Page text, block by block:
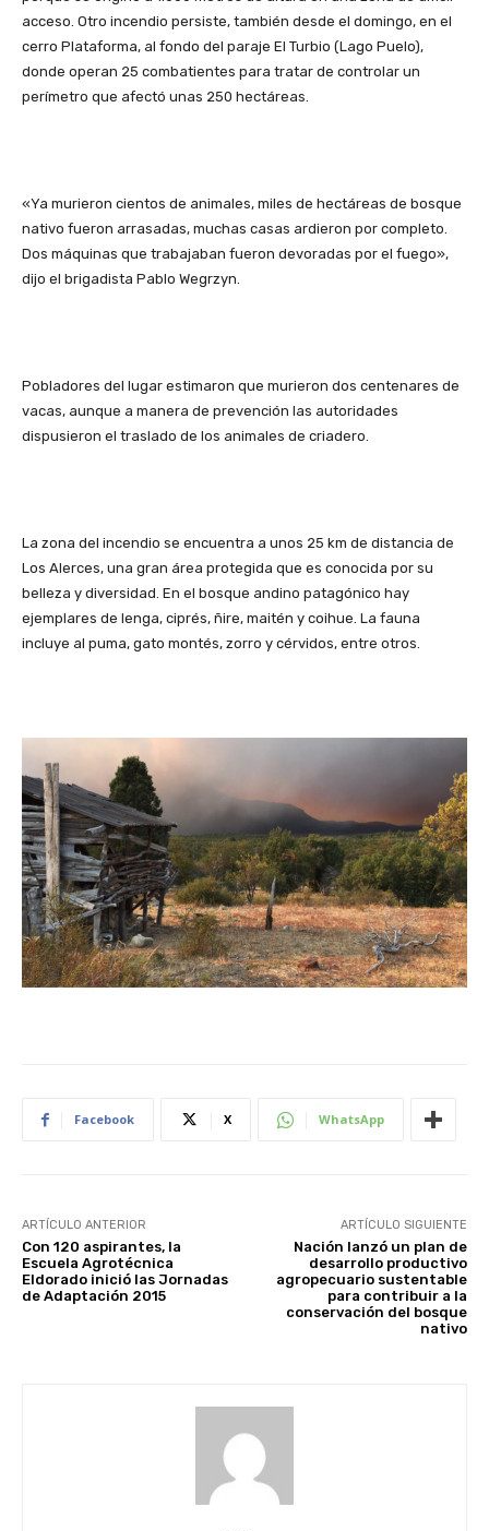
acceso. Otro incendio persiste, también desde el domingo, en el
cerro Plataforma, al fondo del paraje El Turbio (Lago Puelo),
donde operan 25 combatientes para tratar de controlar un
perímetro que afectó unas 250 hectáreas.
«Ya murieron cientos de animales, miles de hectáreas de bosque
nativo fueron arrasadas, muchas casas ardieron por completo.
Dos máquinas que trabajaban fueron devoradas por el fuego»,
dijo el brigadista Pablo Wegrzyn.
Pobladores del lugar estimaron que murieron dos centenares de
vacas, aunque a manera de prevención las autoridades
dispusieron el traslado de los animales de criadero.
La zona del incendio se encuentra a unos 25 km de distancia de
Los Alerces, una gran área protegida que es conocida por su
belleza y diversidad. En el bosque andino patagónico hay
ejemplares de lenga, ciprés, ñire, maitén y coihue. La fauna
incluye al puma, gato montés, zorro y cérvidos, entre otros.
Facebook X WhatsApp
ARTÍCULO ANTERIOR
Con 120 aspirantes, la
Escuela Agrotécnica
Eldorado inició las Jornadas
de Adaptación 2015
ARTÍCULO SIGUIENTE
Nación lanzó un plan de
desarrollo productivo
agropecuario sustentable
para contribuir a la
conservación del bosque
nativo